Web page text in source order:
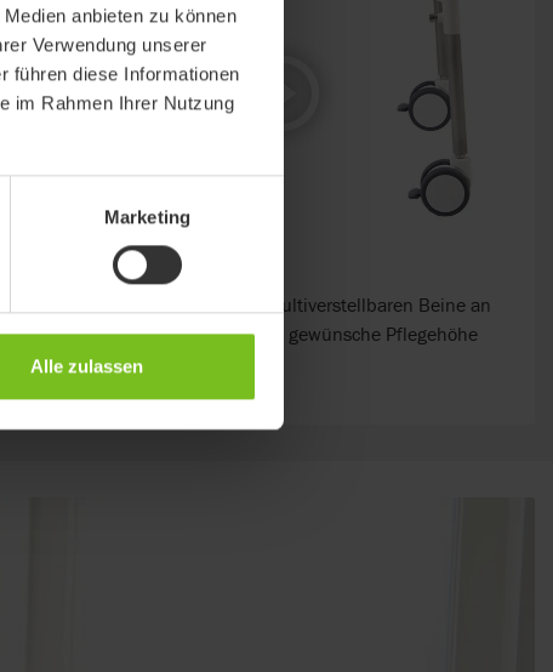
anbieten zu können
Verwendung unserer
führen diese Informationen
im Rahmen Ihrer Nutzung
Marketing
Alle zulassen
Höhenverstellung
Das Gestell kann dank der multiverstellbaren Beine an
die Toilettenbecken- oder die gewünsche Pflegehöhe
angepasst werden.